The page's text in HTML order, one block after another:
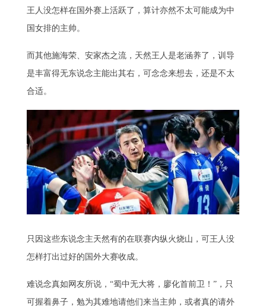
王人没怎样在国外赛上活跃了，算计亦然不太可能成为中
国女排的主帅。
而其他施海荣、安家杰之流，天然王人是老涵养了，训导
是丰富得无东说念主能出其右，可念念来想去，还是不太
合适。
只因这些东说念主天然有的在联赛内纵火烧山，可王人没
怎样打出过好的国外大赛收成。
难说念真如网友所说，“蜀中无大将，廖化首前卫！”，只
可握着鼻子，勉为其难地请他们来当主帅，或者真的请外